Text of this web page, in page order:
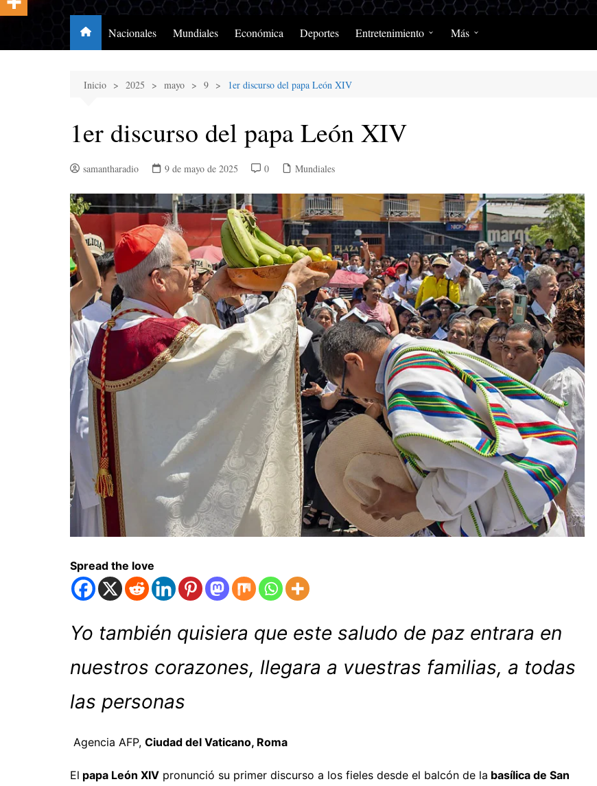
Nacionales Mundiales Económica Deportes Entretenimiento Más
Inicio 2025 mayo 9 1er discurso del papa León XIV
1er discurso del papa León XIV
samantharadio 9 de mayo de 2025 0 Mundiales
Spread the love
Yo también quisiera que este saludo de paz entrara en
nuestros corazones, llegara a vuestras familias, a todas
las personas
Agencia AFP, Ciudad del Vaticano, Roma
El papa León XIV pronunció su primer discurso a los fieles desde el balcón de la basílica de San